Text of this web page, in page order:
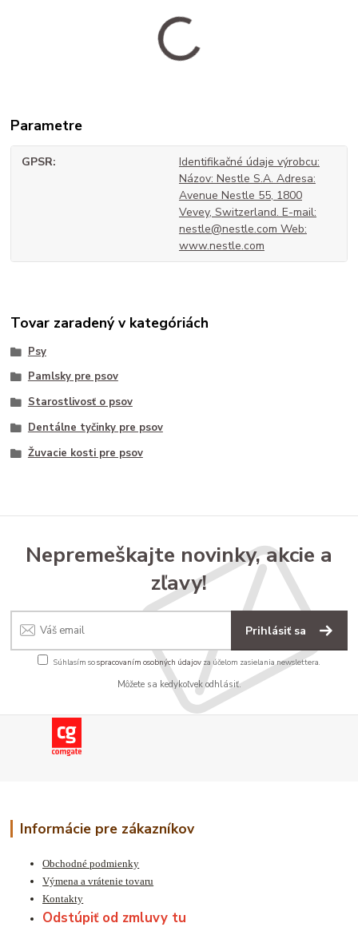
Parametre
GPSR
Identifikačné údaje výrobcu:
Názov: Nestle S.A. Adresa:
Avenue Nestle 55, 1800
Vevey, Switzerland. E-mail:
nestle@nestle.com Web:
www.nestle.com
Tovar zaradený v kategóriách
Psy
Pamlsky pre psov
Starostlivosť o psov
Dentálne tyčinky pre psov
Žuvacie kosti pre psov
Nepremeškajte novinky, akcie a
zľavy!
Prihlásiť sa
Súhlasím sospracovaním osobných údajov za účelom zasielania newslettera.
Môžete sa kedykoľvek odhlásiť.
Informácie pre zákazníkov
Obchodné podmienky
Výmena a vrátenie tovaru
Kontakty
Odstúpiť od zmluvy tu